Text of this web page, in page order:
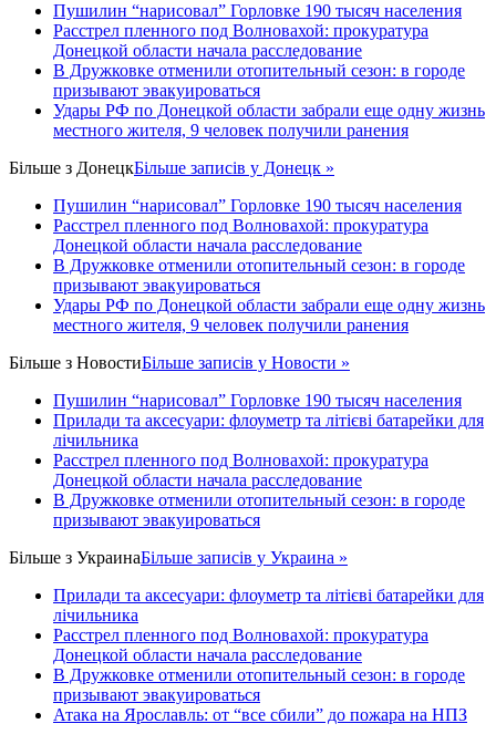
Пушилин “нарисовал” Горловке 190 тысяч населения
Расстрел пленного под Волновахой: прокуратура
Донецкой области начала расследование
В Дружковке отменили отопительный сезон: в городе
призывают эвакуироваться
Удары РФ по Донецкой области забрали еще одну жизнь
местного жителя, 9 человек получили ранения
Більше з ДонецкБільше записів у Донецк »
Пушилин “нарисовал” Горловке 190 тысяч населения
Расстрел пленного под Волновахой: прокуратура
Донецкой области начала расследование
В Дружковке отменили отопительный сезон: в городе
призывают эвакуироваться
Удары РФ по Донецкой области забрали еще одну жизнь
местного жителя, 9 человек получили ранения
Більше з НовостиБільше записів у Новости »
Пушилин “нарисовал” Горловке 190 тысяч населения
Прилади та аксесуари: флоуметр та літієві батарейки для
лічильника
Расстрел пленного под Волновахой: прокуратура
Донецкой области начала расследование
В Дружковке отменили отопительный сезон: в городе
призывают эвакуироваться
Більше з УкраинаБільше записів у Украина »
Прилади та аксесуари: флоуметр та літієві батарейки для
лічильника
Расстрел пленного под Волновахой: прокуратура
Донецкой области начала расследование
В Дружковке отменили отопительный сезон: в городе
призывают эвакуироваться
Атака на Ярославль: от “все сбили” до пожара на НПЗ